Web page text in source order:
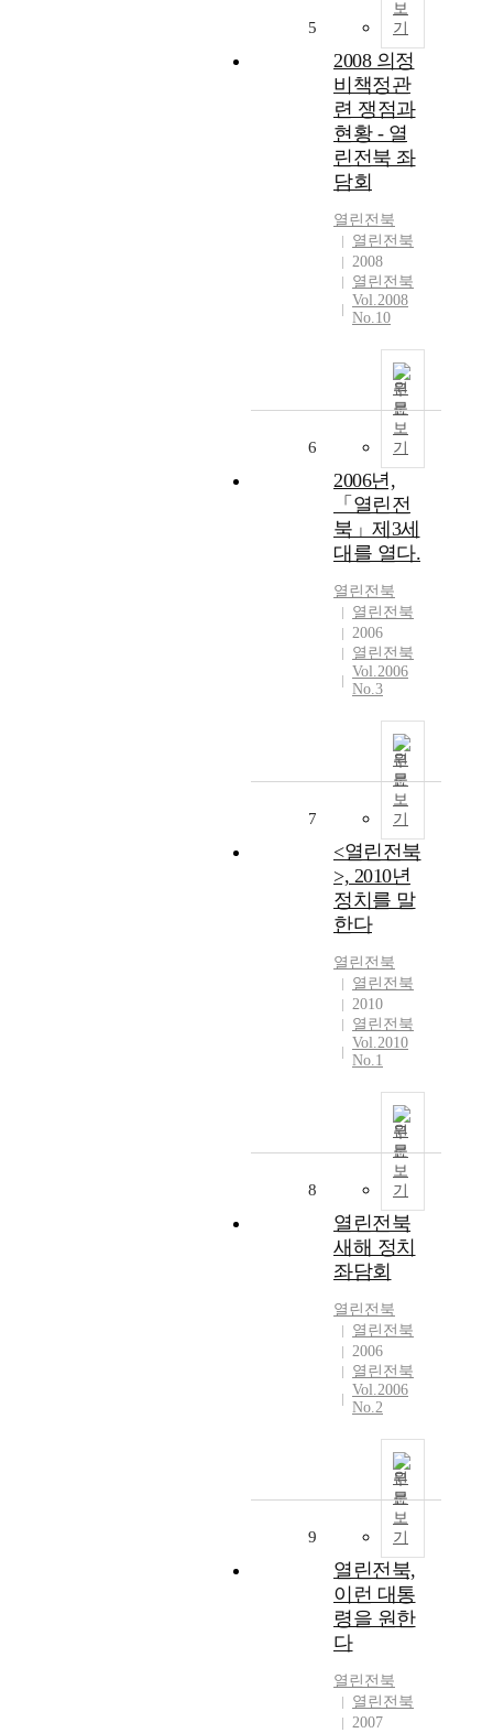
보
기
5
2008 의정
비책정관
련 쟁점과
현황 - 열
린전북 좌
담회
열린전북
열린전북
2008
열린전북
Vol.2008
No.10
원
문
보
기
6
2006년,
「열린전
북」제3세
대를 열다.
열린전북
열린전북
2006
열린전북
Vol.2006
No.3
원
문
보
기
7
<열린전북
>, 2010년
정치를 말
한다
열린전북
열린전북
2010
열린전북
Vol.2010
No.1
원
문
보
기
8
열린전북
새해 정치
좌담회
열린전북
열린전북
2006
열린전북
Vol.2006
No.2
원
문
보
기
9
열린전북,
이런 대통
령을 원한
다
열린전북
열린전북
2007